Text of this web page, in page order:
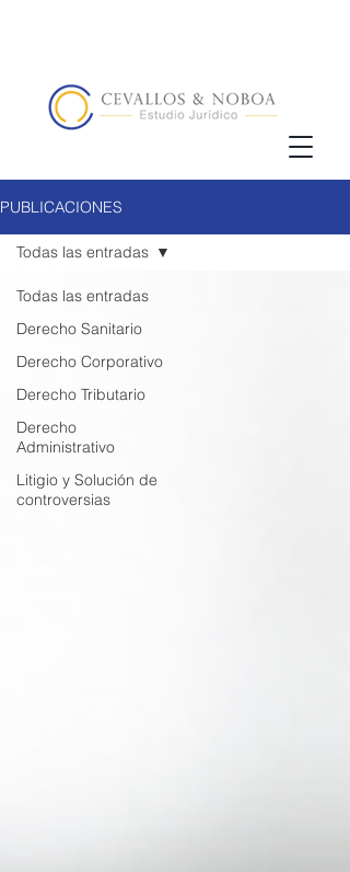
PUBLICACIONES
Todas las entradas
Derecho Sanitario
Derecho Corporativo
Derecho Tributario
Derecho
Administrativo
Litigio y Solución de
controversias
Todas las entradas